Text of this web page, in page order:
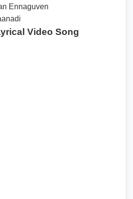
Ennaguven
Video Song